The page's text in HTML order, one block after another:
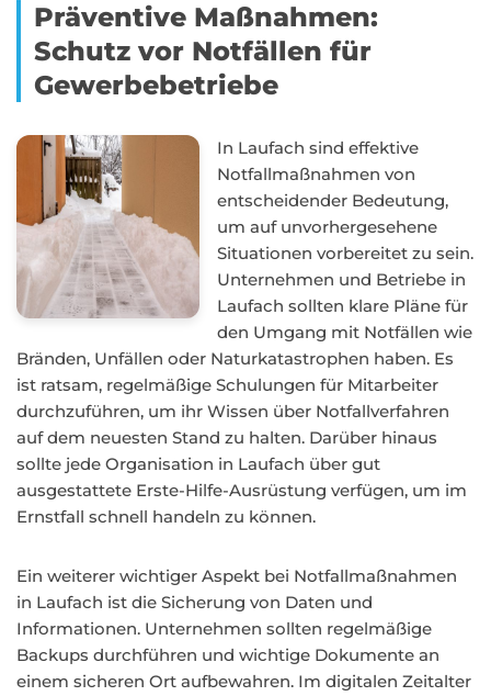
Präventive Maßnahmen:
Schutz vor Notfällen für
Gewerbebetriebe
In Laufach sind effektive
Notfallmaßnahmen von
entscheidender Bedeutung,
um auf unvorhergesehene
Situationen vorbereitet zu sein.
Unternehmen und Betriebe in
Laufach sollten klare Pläne für
den Umgang mit Notfällen wie
Bränden, Unfällen oder Naturkatastrophen haben. Es
ist ratsam, regelmäßige Schulungen für Mitarbeiter
durchzuführen, um ihr Wissen über Notfallverfahren
auf dem neuesten Stand zu halten. Darüber hinaus
sollte jede Organisation in Laufach über gut
ausgestattete Erste-Hilfe-Ausrüstung verfügen, um im
Ernstfall schnell handeln zu können.
Ein weiterer wichtiger Aspekt bei Notfallmaßnahmen
in Laufach ist die Sicherung von Daten und
Informationen. Unternehmen sollten regelmäßige
Backups durchführen und wichtige Dokumente an
einem sicheren Ort aufbewahren. Im digitalen Zeitalter